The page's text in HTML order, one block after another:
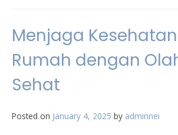
Menjaga
Rumah dengan
Sehat
Posted on January 4, 2025 by adminnei